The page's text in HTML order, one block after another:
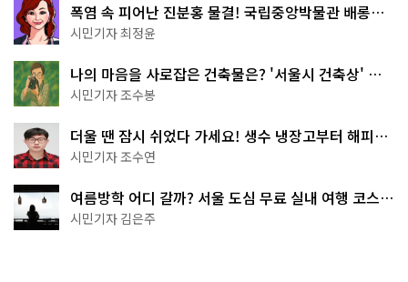
폭염 속 피어난 진분홍 물결! 국립중앙박물관 배롱나
무 명소
시민기자 최정윤
나의 마음을 사로잡은 건축물은? '서울시 건축상' 수
상작 공개!
시민기자 조수봉
더울 땐 잠시 쉬었다 가세요! 생수 냉장고부터 해피소
·무더위쉼터까지
시민기자 조수연
여름방학 어디 갈까? 서울 도심 무료 실내 여행 코스
추천
시민기자 김은주